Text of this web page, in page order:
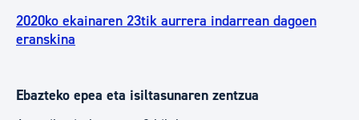
2020ko ekainaren 23tik aurrera indarrean dagoen
eranskina
Ebazteko epea eta isiltasunaren zentzua